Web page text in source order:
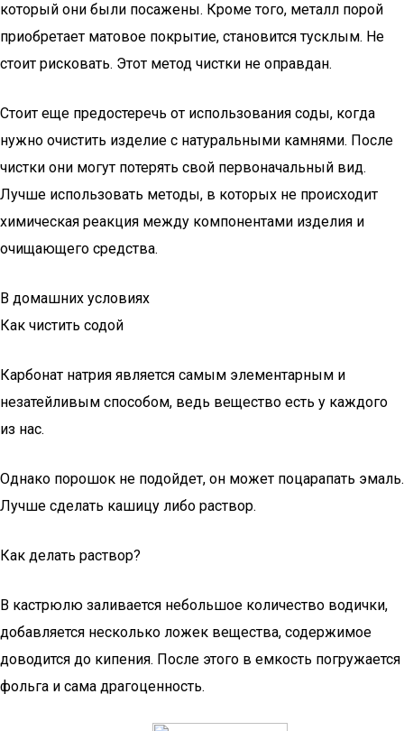
который они были посажены. Кроме того, металл порой
приобретает матовое покрытие, становится тусклым. Не
стоит рисковать. Этот метод чистки не оправдан.
Стоит еще предостеречь от использования соды, когда
нужно очистить изделие с натуральными камнями. После
чистки они могут потерять свой первоначальный вид.
Лучше использовать методы, в которых не происходит
химическая реакция между компонентами изделия и
очищающего средства.
В домашних условиях
Как чистить содой
Карбонат натрия является самым элементарным и
незатейливым способом, ведь вещество есть у каждого
из нас.
Однако порошок не подойдет, он может поцарапать эмаль.
Лучше сделать кашицу либо раствор.
Как делать раствор?
В кастрюлю заливается небольшое количество водички,
добавляется несколько ложек вещества, содержимое
доводится до кипения. После этого в емкость погружается
фольга и сама драгоценность.